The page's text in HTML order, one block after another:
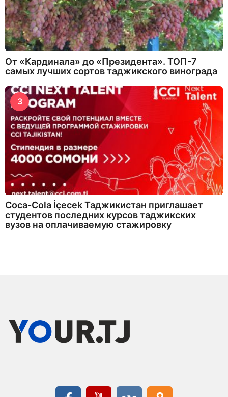
От «Кардинала» до «Президента». ТОП-7
самых лучших сортов таджикского винограда
3
Coca-Cola İçecek Таджикистан приглашает
студентов последних курсов таджикских
вузов на оплачиваемую стажировку